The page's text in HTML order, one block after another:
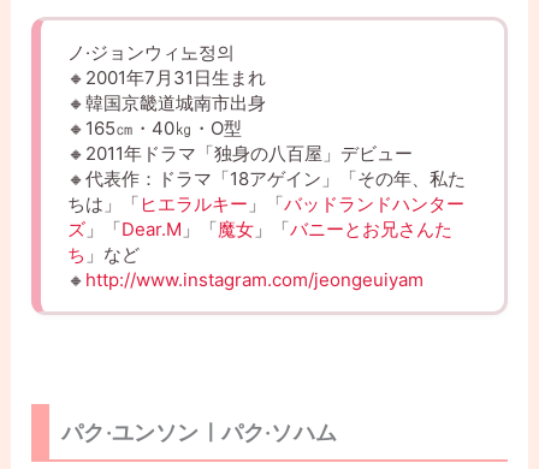
ノ·ジョンウィ노정의
🔸2001年7月31日生まれ
🔸韓国京畿道城南市出身
🔸165㎝・40㎏・O型
🔸2011年ドラマ「独身の八百屋」デビュー
🔸代表作：ドラマ「18アゲイン」「その年、私た
ちは」「 ヒエラルキー 」「バッドランドハンター
ズ 」「Dear.M 」「魔女 」「バニーとお兄さんた
ち 」など
🔸 http://www.instagram.com/jeongeuiyam
パク·ユンソンㅣパク·ソハム